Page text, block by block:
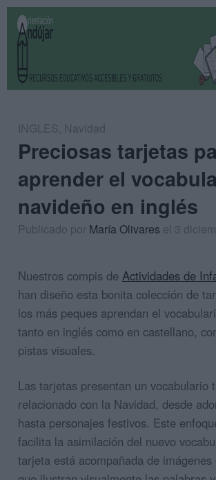
INGLES, Navidad
Preciosas tarjetas
aprender el
navideño en inglés
Publicado por María Olivares el 3
Nuestros compis de Actividades de
han diseño esta bonita colección de
los más peques aprendan el
tanto en inglés como en castellano,
pistas visuales.
Las tarjetas presentan un vocabulario
relacionado con la Navidad, desde
hasta personajes festivos. Este
facilita la asimilación del nuevo
tarjeta está acompañada de imágenes